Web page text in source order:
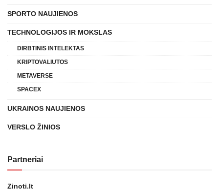
SPORTO NAUJIENOS
TECHNOLOGIJOS IR MOKSLAS
DIRBTINIS INTELEKTAS
KRIPTOVALIUTOS
METAVERSE
SPACEX
UKRAINOS NAUJIENOS
VERSLO ŽINIOS
Partneriai
Zinoti.lt